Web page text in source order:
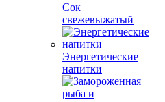
Сок
свежевыжатый
Энергетические
напитки